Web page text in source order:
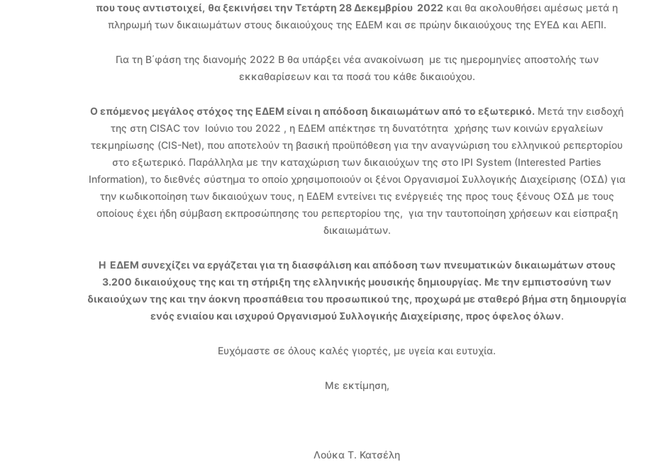
που τους αντιστοιχεί, θα ξεκινήσει την Τετάρτη 28 Δεκεμβρίου 2022 και θα ακολουθήσει αμέσως μετά η
πληρωμή των δικαιωμάτων στους δικαιούχους της ΕΔΕΜ και σε πρώην δικαιούχους της ΕΥΕΔ και ΑΕΠΙ.
Για τη Β΄φάση της διανομής 2022 Β θα υπάρξει νέα ανακοίνωση με τις ημερομηνίες αποστολής των
εκκαθαρίσεων και τα ποσά του κάθε δικαιούχου.
Ο επόμενος μεγάλος στόχος της ΕΔΕΜ είναι η απόδοση δικαιωμάτων από το εξωτερικό. Μετά την εισδοχή
της στη CISAC τον Ιούνιο του 2022 , η ΕΔΕΜ απέκτησε τη δυνατότητα χρήσης των κοινών εργαλείων
τεκμηρίωσης (CIS-Net), που αποτελούν τη βασική προϋπόθεση για την αναγνώριση του ελληνικού ρεπερτορίου
στο εξωτερικό. Παράλληλα με την καταχώριση των δικαιούχων της στο IPI System (Interested Parties
Information), το διεθνές σύστημα το οποίο χρησιμοποιούν οι ξένοι Οργανισμοί Συλλογικής Διαχείρισης (ΟΣΔ) για
την κωδικοποίηση των δικαιούχων τους, η ΕΔΕΜ εντείνει τις ενέργειές της προς τους ξένους ΟΣΔ με τους
οποίους έχει ήδη σύμβαση εκπροσώπησης του ρεπερτορίου της, για την ταυτοποίηση χρήσεων και είσπραξη
δικαιωμάτων.
Η ΕΔΕΜ συνεχίζει να εργάζεται για τη διασφάλιση και απόδοση των πνευματικών δικαιωμάτων στους
3.200 δικαιούχους της και τη στήριξη της ελληνικής μουσικής δημιουργίας. Με την εμπιστοσύνη των
δικαιούχων της και την άοκνη προσπάθεια του προσωπικού της, προχωρά με σταθερό βήμα στη δημιουργία
ενός ενιαίου και ισχυρού Οργανισμού Συλλογικής Διαχείρισης, προς όφελος όλων.
Ευχόμαστε σε όλους καλές γιορτές, με υγεία και ευτυχία.
Με εκτίμηση,
Λούκα T. Κατσέλη